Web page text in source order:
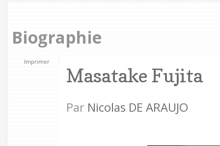
Biographie
Imprimer
Masatake Fujita
Par Nicolas DE ARAUJO